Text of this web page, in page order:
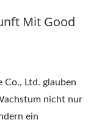
Mit Good
Co., Ltd. glauben
nicht nur
ein